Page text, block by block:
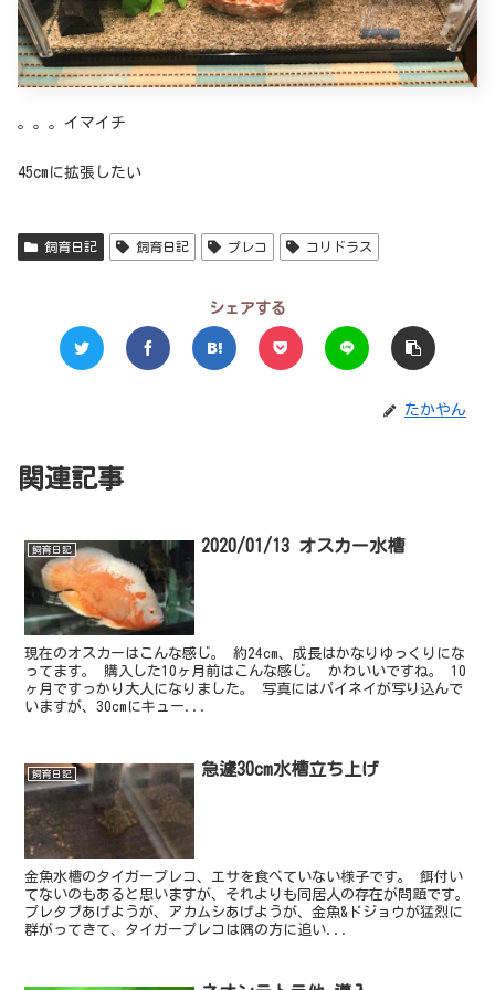
。。。イマイチ
45cmに拡張したい
飼育日記 飼育日記 プレコ コリドラス
シェアする
たかやん
関連記事
飼育日記 2020/01/13 オスカー水槽
現在のオスカーはこんな感じ。 約24cm、成長はかなりゆっくりにな
ってます。 購入した10ヶ月前はこんな感じ。 かわいいですね。 10
ヶ月ですっかり大人になりました。 写真にはパイネイが写り込んで
いますが、30cmにキュー...
飼育日記 急遽30cm水槽立ち上げ
金魚水槽のタイガープレコ、エサを食べていない様子です。 餌付い
てないのもあると思いますが、それよりも同居人の存在が問題です。
プレタブあげようが、アカムシあげようが、金魚&ドジョウが猛烈に
群がってきて、タイガープレコは隅の方に追い...